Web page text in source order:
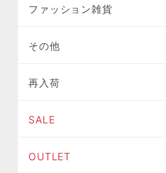
ファッション雑貨
その他
再入荷
SALE
OUTLET